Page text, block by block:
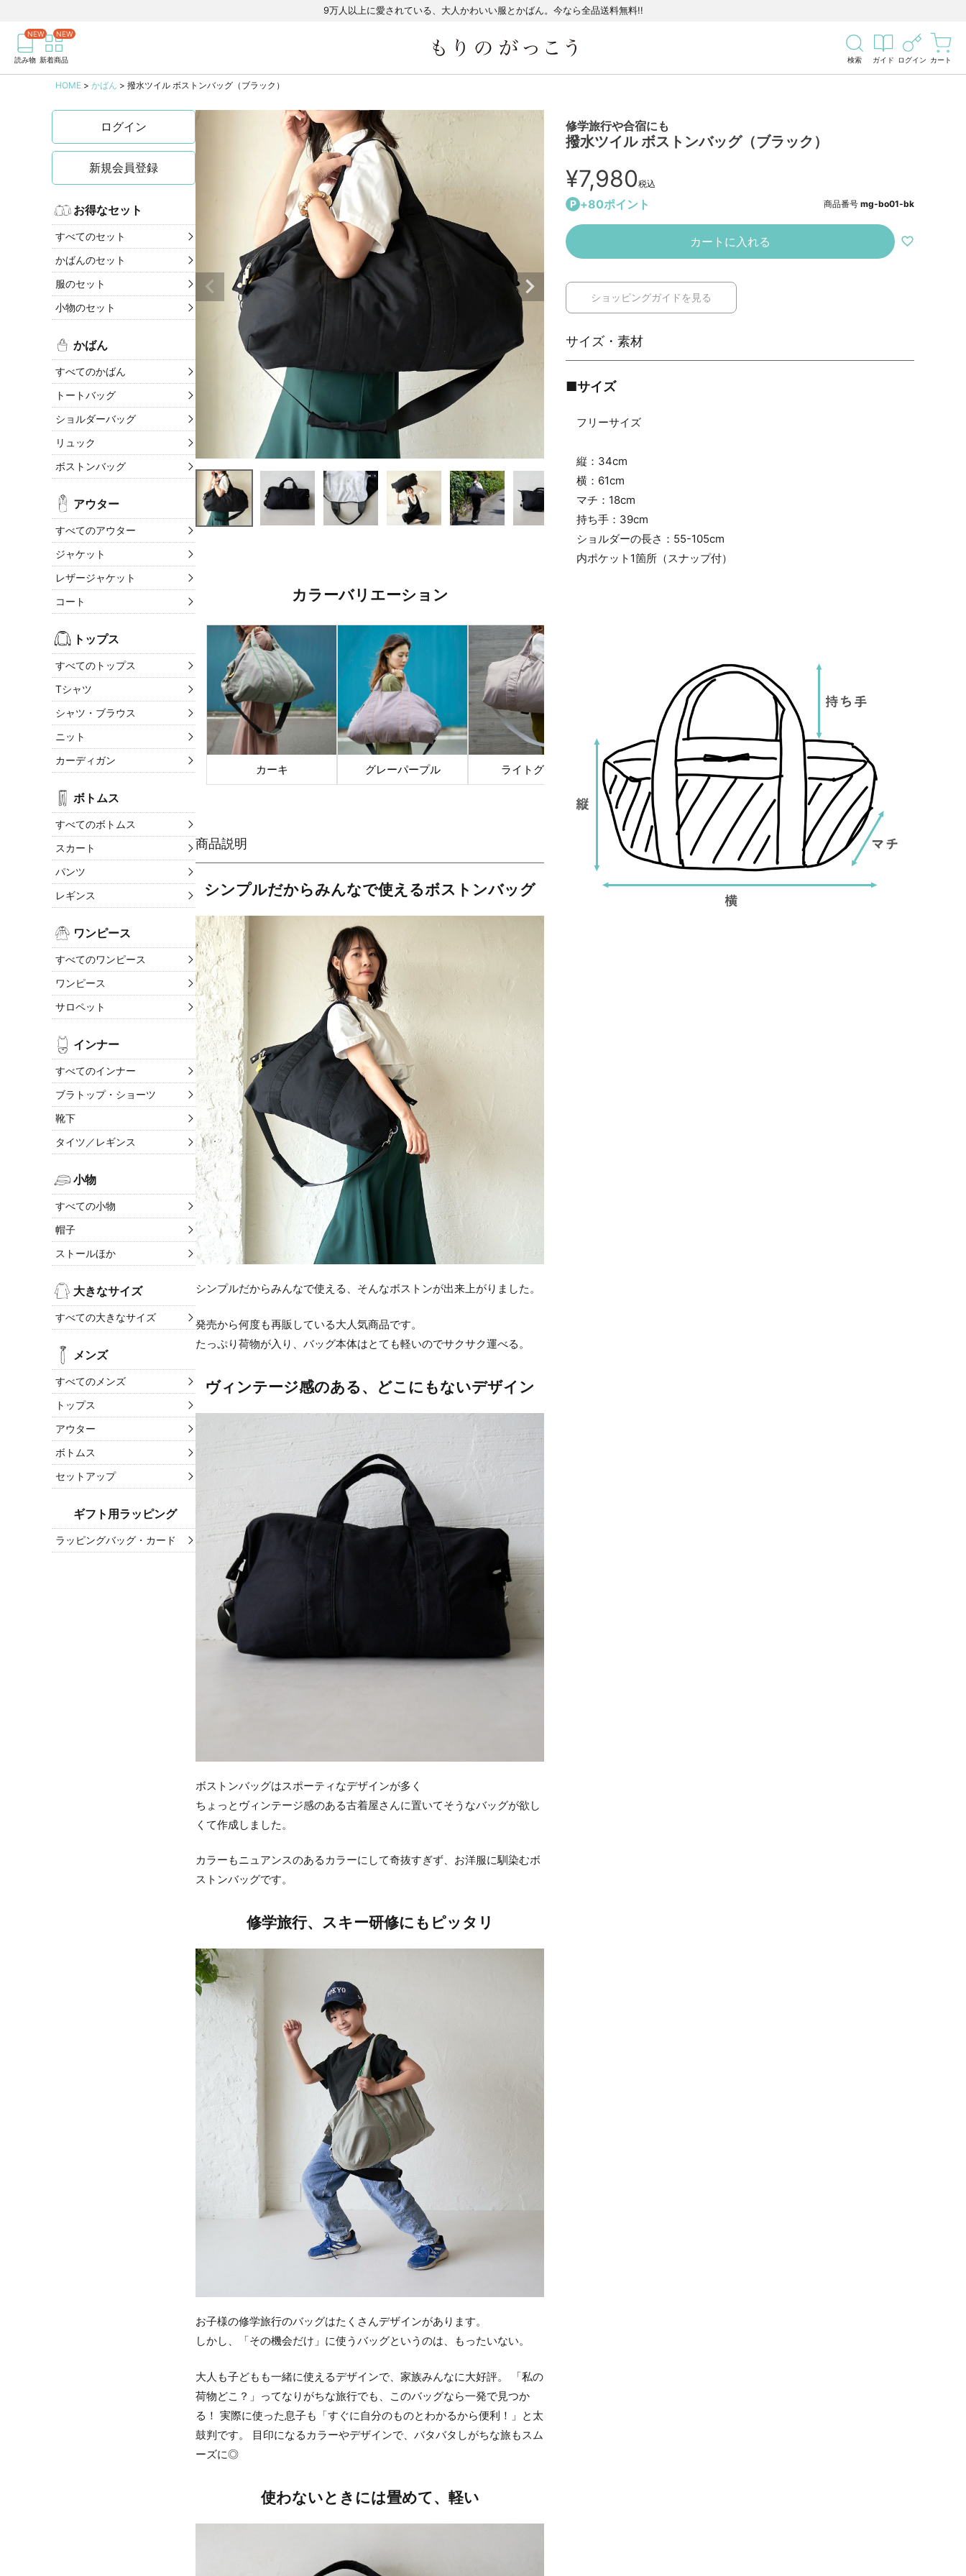
9万人以上に愛されている、大人かわいい服とかばん。今なら全品送料無料!!
読み物 新着商品 検索 ガイド ログイン カート
商品を検索
HOME かばん 撥水ツイル ボストンバッグ（ブラック）
ログイン
新規会員登録
お得なセット
すべてのセット
かばんのセット
服のセット
小物のセット
かばん
すべてのかばん
トートバッグ
ショルダーバッグ
リュック
ボストンバッグ
アウター
すべてのアウター
ジャケット
レザージャケット
コート
トップス
すべてのトップス
Tシャツ
シャツ・ブラウス
ニット
カーディガン
ボトムス
すべてのボトムス
スカート
パンツ
レギンス
ワンピース
すべてのワンピース
ワンピース
サロペット
インナー
すべてのインナー
ブラトップ・ショーツ
靴下
タイツ／レギンス
小物
すべての小物
帽子
ストールほか
大きなサイズ
すべての大きなサイズ
メンズ
すべてのメンズ
トップス
アウター
ボトムス
セットアップ
ギフト用ラッピング
ラッピングバッグ・カード
修学旅行や合宿にも
撥水ツイル ボストンバッグ（ブラック）
¥7,980税込
+80ポイント 商品番号 mg-bo01-bk
カートに入れる
ショッピングガイドを見る
シンプルだからみんなで使えるボストンバッグ
シンプルだからみんなで使える、そんなボストンが出来上がりました。
発売から何度も再販している大人気商品です。
たっぷり荷物が入り、バッグ本体はとても軽いのでサクサク運べる。
ヴィンテージ感のある、どこにもないデザイン
ボストンバッグはスポーティなデザインが多く
ちょっとヴィンテージ感のある古着屋さんに置いてそうなバッグが欲し
くて作成しました。
カラーもニュアンスのあるカラーにして奇抜すぎず、お洋服に馴染むボ
ストンバッグです。
修学旅行、スキー研修にもピッタリ
お子様の修学旅行のバッグはたくさんデザインがあります。
しかし、「その機会だけ」に使うバッグというのは、もったいない。
大人も子どもも一緒に使えるデザインで、家族みんなに大好評。 「私の
荷物どこ？」ってなりがちな旅行でも、このバッグなら一発で見つか
る！ 実際に使った息子も「すぐに自分のものとわかるから便利！」と太
鼓判です。 目印になるカラーやデザインで、バタバタしがちな旅もスム
ーズに◎
使わないときには畳めて、軽い
■サイズ
フリーサイズ
縦：34cm
横：61cm
マチ：18cm
持ち手：39cm
ショルダーの長さ：55-105cm
内ポケット1箇所（スナップ付）
カラーバリエーション
カーキ グレーパープル ライトグレー ブラック
ボストンバッグとポー
チのお得なset